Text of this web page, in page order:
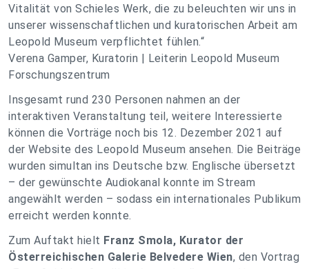
Vitalität von Schieles Werk, die zu beleuchten wir uns in
unserer wissenschaftlichen und kuratorischen Arbeit am
Leopold Museum verpflichtet fühlen.“
Verena Gamper, Kuratorin | Leiterin Leopold Museum
Forschungszentrum
Insgesamt rund 230 Personen nahmen an der
interaktiven Veranstaltung teil, weitere Interessierte
können die Vorträge noch bis 12. Dezember 2021 auf
der Website des Leopold Museum ansehen. Die Beiträge
wurden simultan ins Deutsche bzw. Englische übersetzt
– der gewünschte Audiokanal konnte im Stream
angewählt werden – sodass ein internationales Publikum
erreicht werden konnte.
Zum Auftakt hielt Franz Smola, Kurator der
Österreichischen Galerie Belvedere Wien, den Vortrag